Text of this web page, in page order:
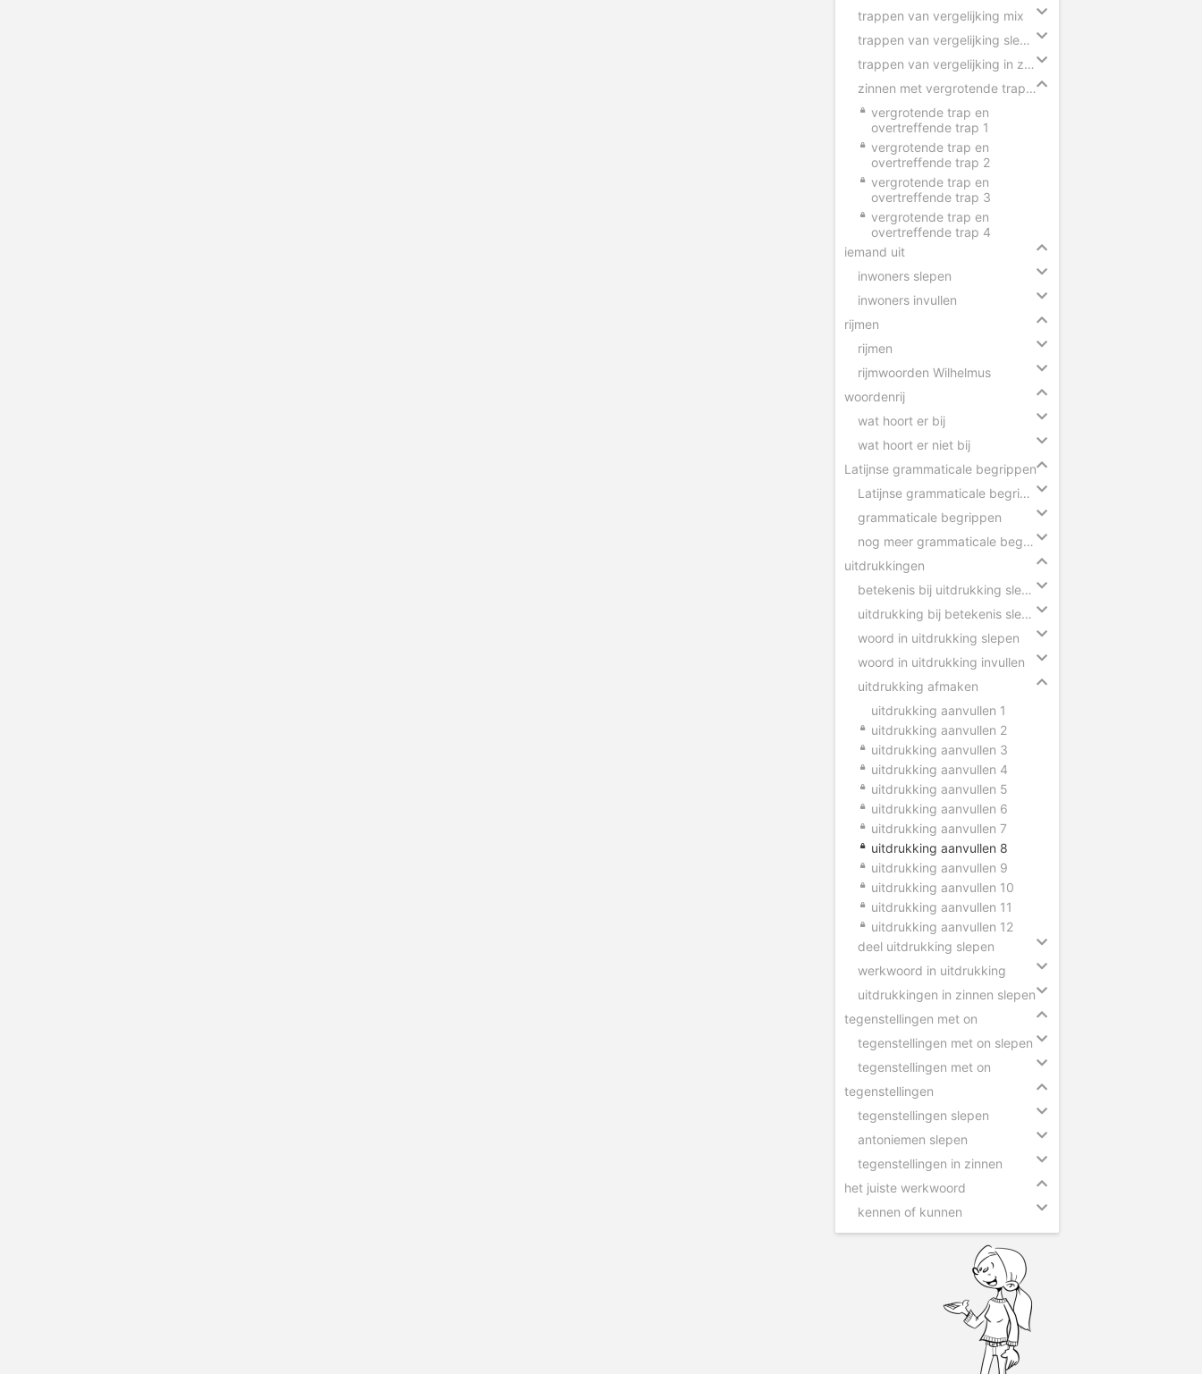
trappen van vergelijking mix
trappen van vergelijking slepen
trappen van vergelijking in zinnen
zinnen met vergrotende trap en overtreffende trap
vergrotende trap en
overtreffende trap 1
vergrotende trap en
overtreffende trap 2
vergrotende trap en
overtreffende trap 3
vergrotende trap en
overtreffende trap 4
iemand uit
inwoners slepen
inwoners invullen
rijmen
rijmen
rijmwoorden Wilhelmus
woordenrij
wat hoort er bij
wat hoort er niet bij
Latijnse grammaticale begrippen
Latijnse grammaticale begrippen slepen
grammaticale begrippen
nog meer grammaticale begrippen
uitdrukkingen
betekenis bij uitdrukking slepen
uitdrukking bij betekenis slepen
woord in uitdrukking slepen
woord in uitdrukking invullen
uitdrukking afmaken
uitdrukking aanvullen 1
uitdrukking aanvullen 2
uitdrukking aanvullen 3
uitdrukking aanvullen 4
uitdrukking aanvullen 5
uitdrukking aanvullen 6
uitdrukking aanvullen 7
uitdrukking aanvullen 8
uitdrukking aanvullen 9
uitdrukking aanvullen 10
uitdrukking aanvullen 11
uitdrukking aanvullen 12
deel uitdrukking slepen
werkwoord in uitdrukking
uitdrukkingen in zinnen slepen
tegenstellingen met on
tegenstellingen met on slepen
tegenstellingen met on
tegenstellingen
tegenstellingen slepen
antoniemen slepen
tegenstellingen in zinnen
het juiste werkwoord
kennen of kunnen